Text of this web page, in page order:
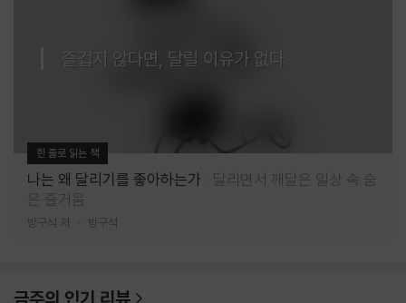
즐겁지 않다면, 달릴 이유가 없다
한 줄로 읽는 책
나는 왜 달리기를 좋아하는가
달리면서 깨달은 일상 속 숨
은 즐거움
방구석 저 방구석
금주의 인기 리뷰